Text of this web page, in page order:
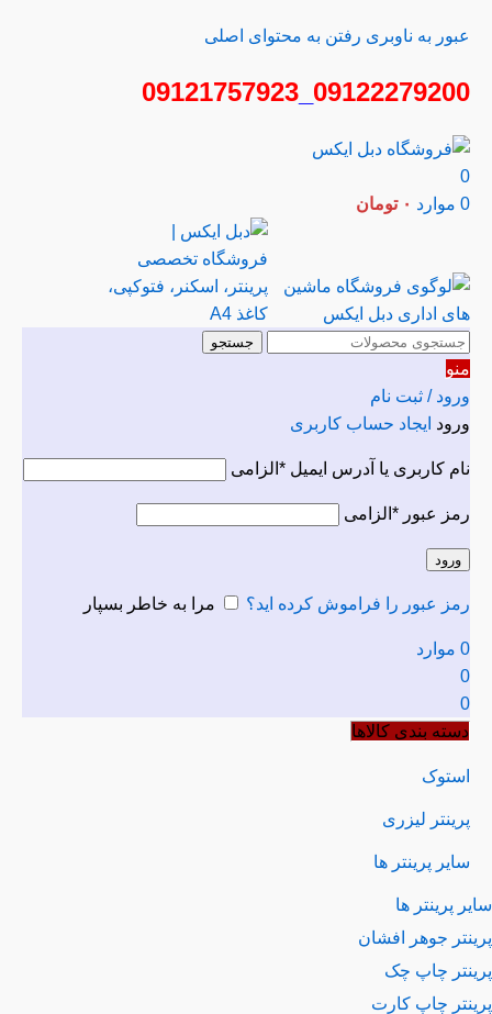
عبور به ناوبریرفتن به محتوای اصلی
09122279200
_
09121757923
موارد ۰ تومان
جستجو
منو
ورود / ثبت نام
ورودایجاد حساب کاربری
نام کاربری یا آدرس ایمیل* الزامی
رمز عبور* الزامی
ورود
رمز عبور را فراموش کرده اید؟ مرا به خاطر بسپار
موارد
دسته بندی کالاها
استوک
پرینتر لیزری
سایر پرینتر ها
پرینتر ها
جوهر افشان
چاپ چک
چاپ کارت